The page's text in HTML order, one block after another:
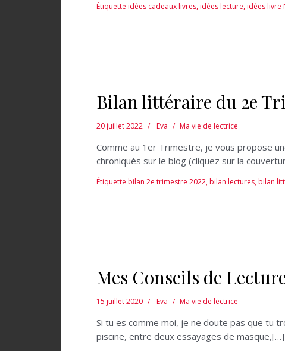
Étiquette idées cadeaux livres,idées lecture,idées livre
Bilan littéraire du 2e
20 juillet 2022 Eva Ma vie de lectrice
Comme au 1er Trimestre, je vous propose
chroniqués sur le blog (cliquez sur la
Étiquette bilan 2e trimestre 2022,bilan lectures,bilan
Mes Conseils de
15 juillet 2020 Eva Ma vie de lectrice
Si tu es comme moi, je ne doute pas que tu
piscine, entre deux essayages de masque,[…]